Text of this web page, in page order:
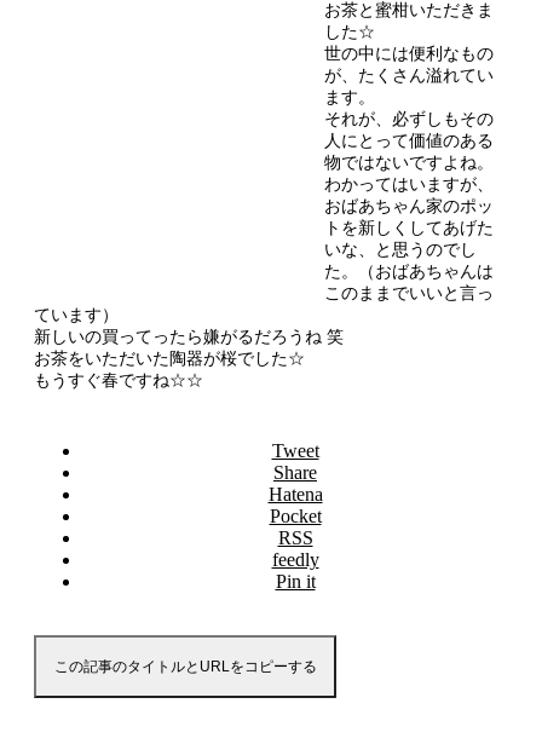
お茶と蜜柑いただきま
した☆
世の中には便利なもの
が、たくさん溢れてい
ます。
それが、必ずしもその
人にとって価値のある
物ではないですよね。
わかってはいますが、
おばあちゃん家のポッ
トを新しくしてあげた
いな、と思うのでし
た。（おばあちゃんは
このままでいいと言っ
ています）
新しいの買ってったら嫌がるだろうね 笑
お茶をいただいた陶器が桜でした☆
もうすぐ春ですね☆☆
Tweet
Share
Hatena
Pocket
RSS
feedly
Pin it
この記事のタイトルとURLをコピーする